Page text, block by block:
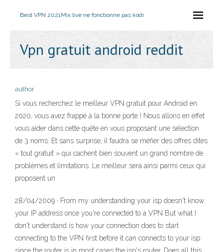
Best VPN 2021Mix live ne fonctionne pas kodi
Vpn gratuit android reddit
author
Si vous recherchez le meilleur VPN gratuit pour Android en
2020, vous avez frappé à la bonne porte ! Nous allons en effet
vous aider dans cette quête en vous proposant une sélection
de 3 noms. Et sans surprise, il faudra se méfier des offres dites
« tout gratuit » qui cachent bien souvent un grand nombre de
problèmes et limitations. Le meilleur sera ainsi parmi ceux qui
proposent un
28/04/2009 · From my understanding your isp doesn't know
your IP address once you're connected to a VPN But what I
don't understand is how your connection does to start
connecting to the VPN first before it can connects to your isp